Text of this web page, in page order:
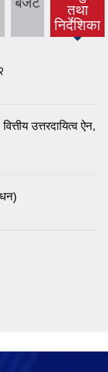
तथा
निर्देशिका
(active
tab)
उत्तरदायित्व ऐन,